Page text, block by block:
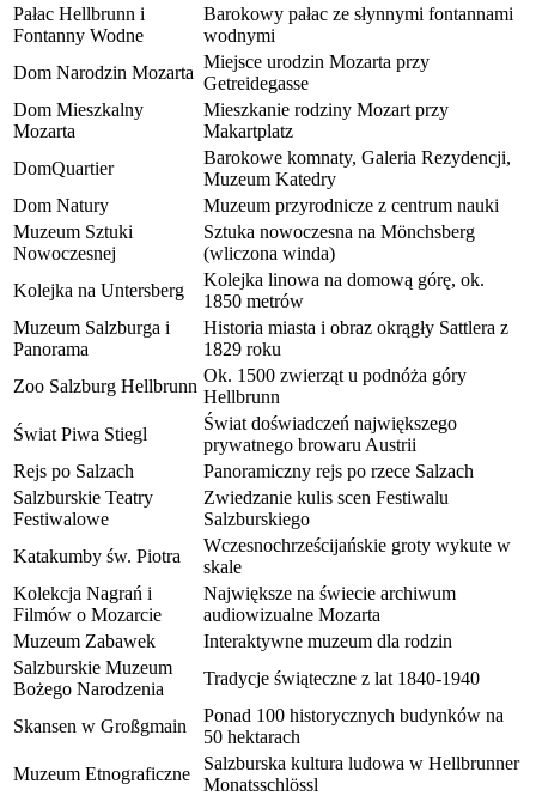
Pałac Hellbrunn i
Fontanny Wodne
Barokowy pałac ze słynnymi fontannami
wodnymi
Dom Narodzin Mozarta
Miejsce urodzin Mozarta przy
Getreidegasse
Dom Mieszkalny
Mozarta
Mieszkanie rodziny Mozart przy
Makartplatz
DomQuartier
Barokowe komnaty, Galeria Rezydencji,
Muzeum Katedry
Dom Natury
Muzeum przyrodnicze z centrum nauki
Muzeum Sztuki
Nowoczesnej
Sztuka nowoczesna na Mönchsberg
(wliczona winda)
Kolejka na Untersberg
Kolejka linowa na domową górę, ok.
1850 metrów
Muzeum Salzburga i
Panorama
Historia miasta i obraz okrągły Sattlera z
1829 roku
Zoo Salzburg Hellbrunn
Ok. 1500 zwierząt u podnóża góry
Hellbrunn
Świat Piwa Stiegl
Świat doświadczeń największego
prywatnego browaru Austrii
Rejs po Salzach
Panoramiczny rejs po rzece Salzach
Salzburskie Teatry
Festiwalowe
Zwiedzanie kulis scen Festiwalu
Salzburskiego
Katakumby św. Piotra
Wczesnochrześcijańskie groty wykute w
skale
Kolekcja Nagrań i
Filmów o Mozarcie
Największe na świecie archiwum
audiowizualne Mozarta
Muzeum Zabawek
Interaktywne muzeum dla rodzin
Salzburskie Muzeum
Bożego Narodzenia
Tradycje świąteczne z lat 1840-1940
Skansen w Großgmain
Ponad 100 historycznych budynków na
50 hektarach
Muzeum Etnograficzne
Salzburska kultura ludowa w Hellbrunner
Monatsschlössl